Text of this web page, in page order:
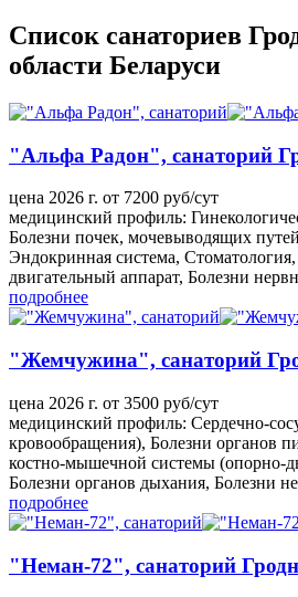
Список санаториев
области Беларуси
"Альфа Радон", санаторий
цена 2026 г. от 7200 руб/сут
медицинский профиль:
Болезни почек, мочевыводящих
Эндокринная система,
двигательный аппарат, Болезни
подробнее
"Жемчужина", санаторий
цена 2026 г. от 3500 руб/сут
медицинский профиль: Сердечно-
кровообращения), Болезни органов
костно-мышечной системы (опорно-
Болезни органов дыхания, Болезни
подробнее
"Неман-72", санаторий